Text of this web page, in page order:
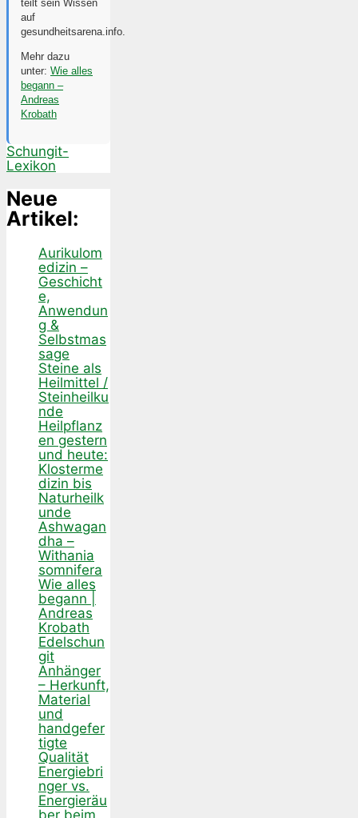
teilt sein Wissen
auf
gesundheitsarena.info.
Mehr dazu
unter: Wie alles
begann –
Andreas
Krobath
Schungit-
Lexikon
Neue
Artikel:
Aurikulom
edizin –
Geschicht
e,
Anwendun
g &
Selbstmas
sage
Steine als
Heilmittel /
Steinheilku
nde
Heilpflanz
en gestern
und heute:
Klosterme
dizin bis
Naturheilk
unde
Ashwagan
dha –
Withania
somnifera
Wie alles
begann |
Andreas
Krobath
Edelschun
git
Anhänger
– Herkunft,
Material
und
handgefer
tigte
Qualität
Energiebri
nger vs.
Energieräu